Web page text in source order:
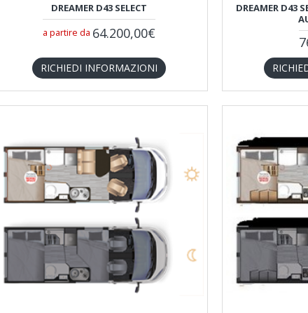
DREAMER D43 SELECT
a partire da 64.200,00€
RICHIEDI INFORMAZIONI
DREAMER D43